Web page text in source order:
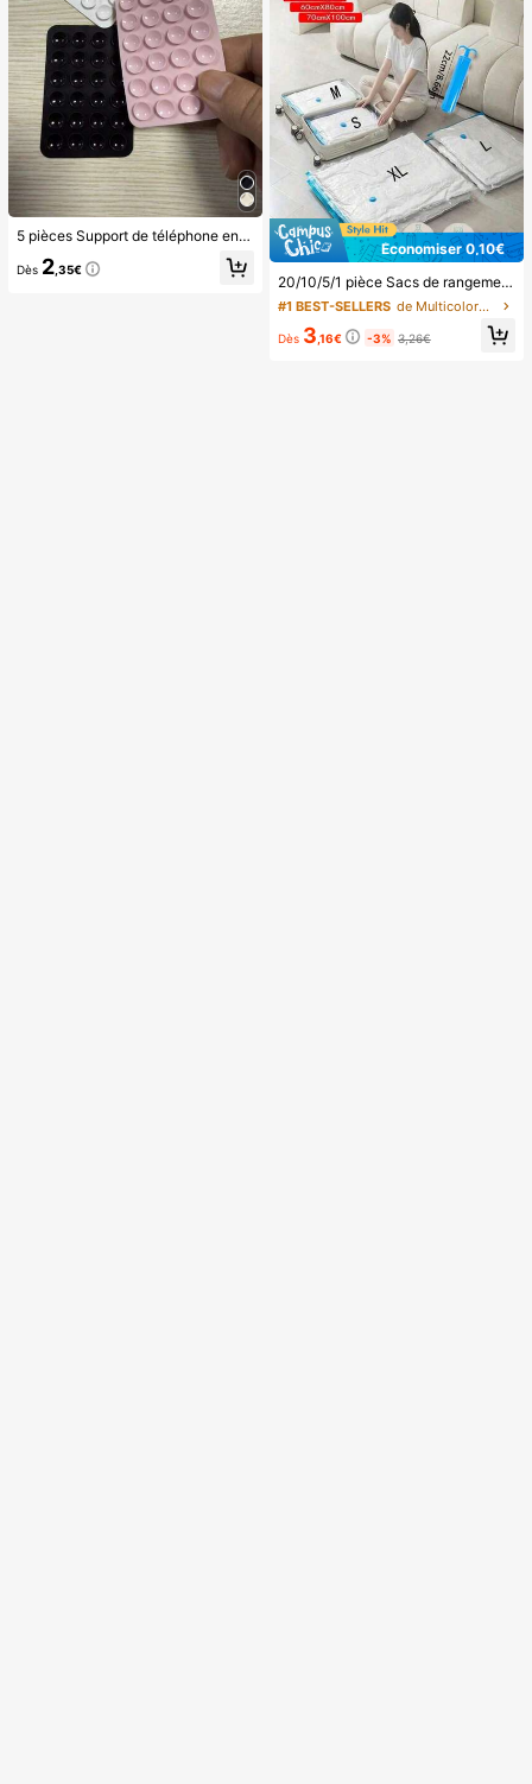
5 pièces Support de téléphone en silicone avec ventouse, support de téléphone à ventouse, support de téléphone adhésif, support de téléphone adhésif (Avant utilisation, veuillez nettoyer soigneusement la surface pour vous assurer qu'elle est propre et plate. Attendez 30 minutes après l'application avant de l'utiliser), indispensable
Dès 2,35€
Économiser 0,10€
20/10/5/1 pièce Sacs de rangement de voyage portables grande capacité Sacs de compression réutilisables Sacs sous vide pliables Sacs organisateurs de bagages Cubes d'emballage anti-poussière Sacs anti-humidité anti-mites gain de place Convient pour les vêtements les couettes l'armoire la rentrée scolaire
#1 BEST-SELLERS de Multicolore Sacs et pompes à air sous vide
Dès 3 ,16€ -3% 3,26€